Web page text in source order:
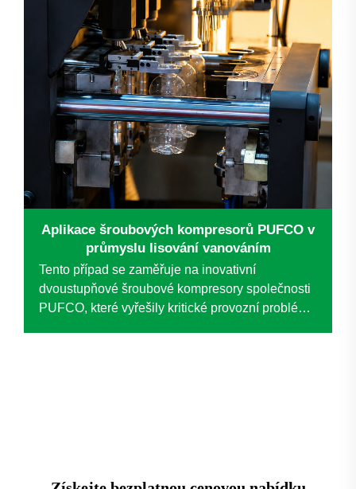
Aplikace šroubových kompresorů PUFCO v
průmyslu lisování vanováním
Tento případ se zaměřuje na inovativní
dvoustupňové šroubové kompresory společnosti
PUFCO, které vyřešily kritické provozní problémy